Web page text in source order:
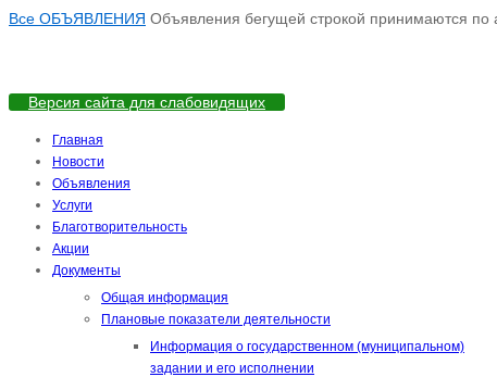
Все ОБЪЯВЛЕНИЯ Объявления бегущей строкой принимаются
Версия сайта для слабовидящих
Главная
Новости
Объявления
Услуги
Благотворительность
Акции
Документы
Общая информация
Плановые показатели деятельности
Информация о государственном (муниципальном)
задании и его исполнении